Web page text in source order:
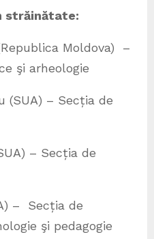
străinătate:
Moldova) –
şi arheologie
(SUA) – Secția de
– Secția de
– Secția de
şi pedagogie